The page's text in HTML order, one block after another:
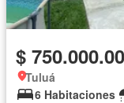
$
Tuluá
6 Habitaciones